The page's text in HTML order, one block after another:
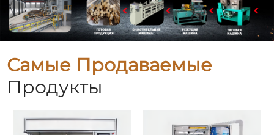
Самые Продаваемые
Продукты